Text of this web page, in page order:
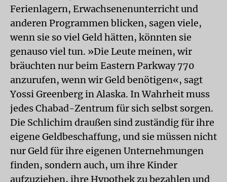
Ferienlagern, Erwachsenenunterricht und
anderen Programmen blicken, sagen viele,
wenn sie so viel Geld hätten, könnten sie
genauso viel tun. »Die Leute meinen, wir
bräuchten nur beim Eastern Parkway 770
anzurufen, wenn wir Geld benötigen«, sagt
Yossi Greenberg in Alaska. In Wahrheit muss
jedes Chabad-Zentrum für sich selbst sorgen.
Die Schlichim draußen sind zuständig für ihre
eigene Geldbeschaffung, und sie müssen nicht
nur Geld für ihre eigenen Unternehmungen
finden, sondern auch, um ihre Kinder
aufzuziehen, ihre Hypothek zu bezahlen und